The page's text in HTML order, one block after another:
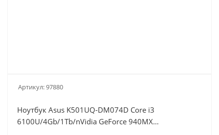
Артикул:97880
Ноутбук Asus K501UQ-DM074D Core i3
6100U/4Gb/1Tb/nVidia GeForce 940MX